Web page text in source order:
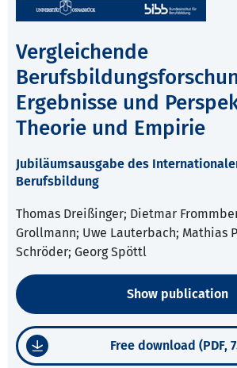
Vergleichende
Ergebnisse und
Theorie und Empirie
Jubiläumsausgabe des
Berufsbildung
Thomas Dreißinger; Dietmar
Grollmann; Uwe Lauterbach; Mathias
Schröder; Georg Spöttl
Show publication
Free download (PDF,